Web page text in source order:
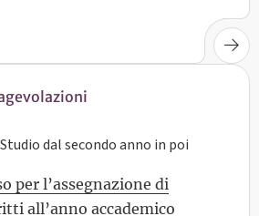
Studio dal secondo anno in poi
per l’assegnazione di
all’anno accademico